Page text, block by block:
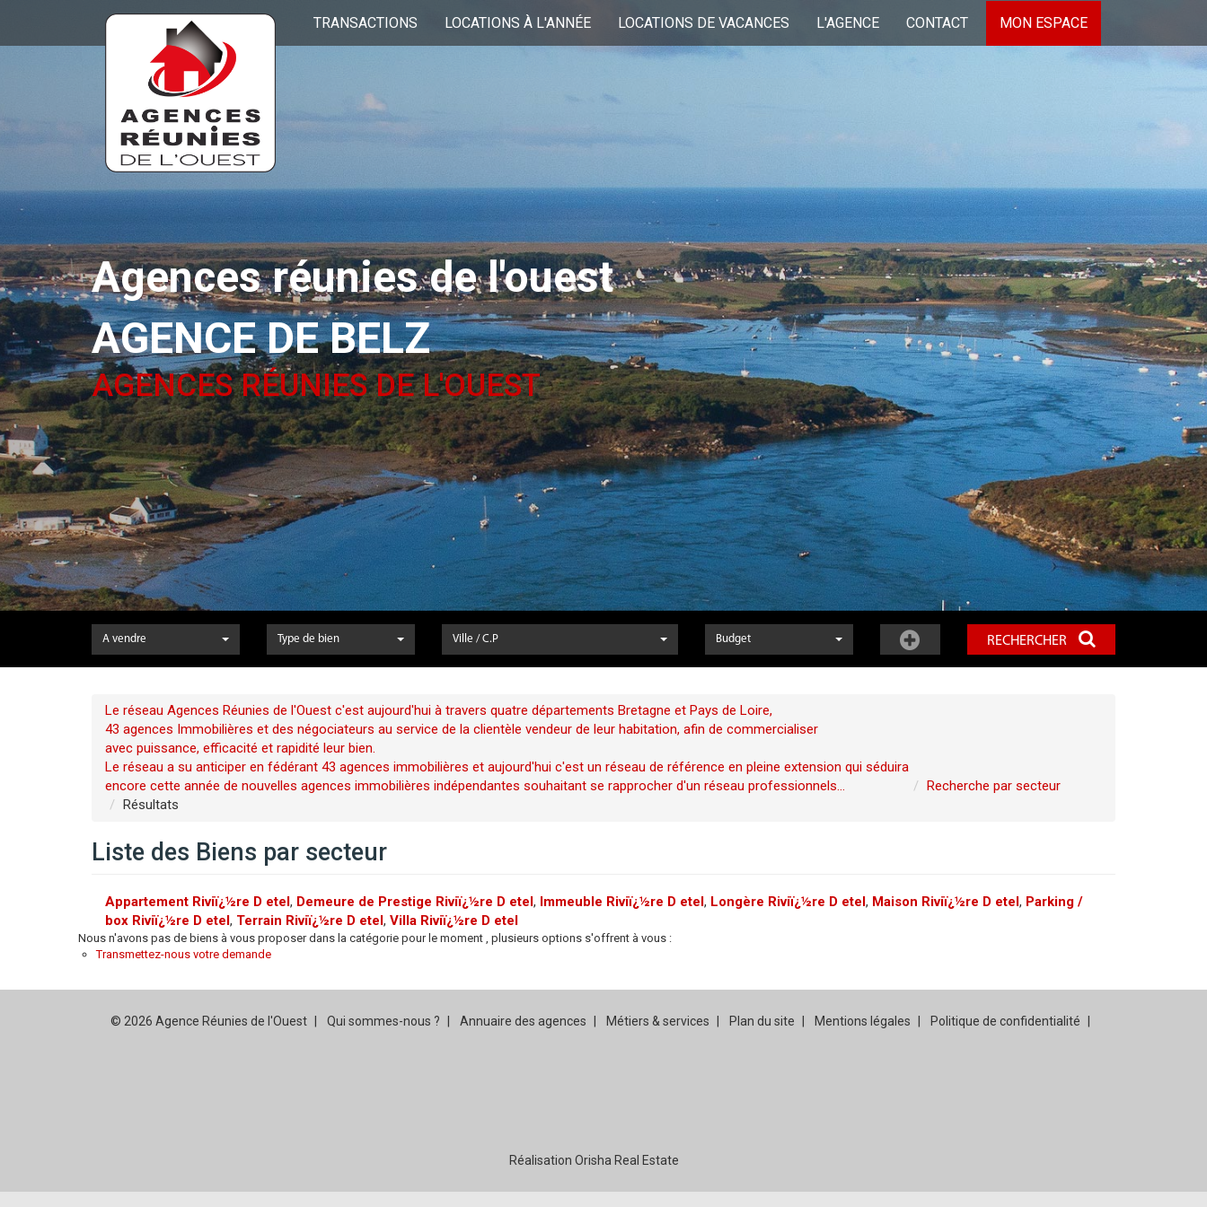
TRANSACTIONS LOCATIONS À L'ANNÉE LOCATIONS DE VACANCES L'AGENCE CONTACT MON ESPACE
Agences réunies de l'ouest
AGENCE DE BELZ
AGENCES RÉUNIES DE L'OUEST
A vendre Type de bien Ville / C.P Budget RECHERCHER
Le réseau Agences Réunies de l'Ouest c'est aujourd'hui à travers quatre départements Bretagne et Pays de Loire,
43 agences Immobilières et des négociateurs au service de la clientèle vendeur de leur habitation, afin de commercialiser
avec puissance, efficacité et rapidité leur bien.
Le réseau a su anticiper en fédérant 43 agences immobilières et aujourd'hui c'est un réseau de référence en pleine extension qui séduira
encore cette année de nouvelles agences immobilières indépendantes souhaitant se rapprocher d'un réseau professionnels...
Recherche par secteur
Résultats
Liste des Biens par secteur
Appartement Riviï¿½re D etel, Demeure de Prestige Riviï¿½re D etel, Immeuble Riviï¿½re D etel, Longère Riviï¿½re D etel, Maison Riviï¿½re D etel, Parking /
box Riviï¿½re D etel, Terrain Riviï¿½re D etel, Villa Riviï¿½re D etel
Nous n'avons pas de biens à vous proposer dans la catégorie pour le moment , plusieurs options s'offrent à vous :
Transmettez-nous votre demande
© 2026 Agence Réunies de l'Ouest Qui sommes-nous ? Annuaire des agences Métiers & services Plan du site Mentions légales Politique de confidentialité
Réalisation Orisha Real Estate